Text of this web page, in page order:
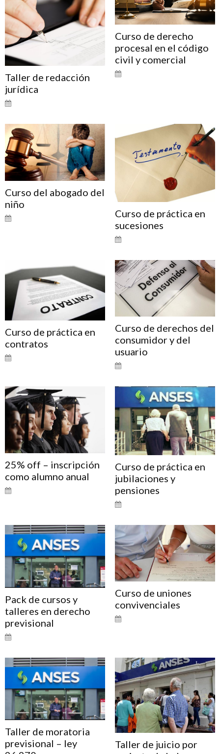
Taller de redacción
jurídica
Curso de derecho
procesal en el código
civil y comercial
Curso del abogado del
niño
Curso de práctica en
sucesiones
Curso de práctica en
contratos
Curso de derechos del
consumidor y del
usuario
25% off – inscripción
como alumno anual
Curso de práctica en
jubilaciones y
pensiones
Pack de cursos y
talleres en derecho
previsional
Curso de uniones
convivenciales
Taller de moratoria
previsional – ley
Taller de juicio por